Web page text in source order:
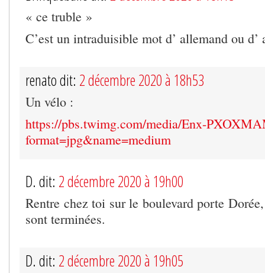
« ce truble »
C’est un intraduisible mot d’ allemand ou d’
renato dit: 2 décembre 2020 à 18h53
Un vélo :
https://pbs.twimg.com/media/Enx-
format=jpg&name=medium
D. dit: 2 décembre 2020 à 19h00
Rentre chez toi sur le boulevard porte
sont terminées.
D. dit: 2 décembre 2020 à 19h05